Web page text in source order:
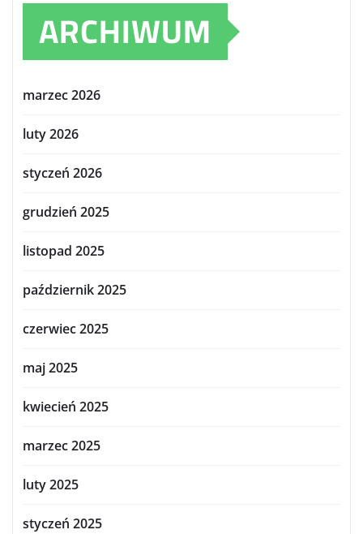
ARCHIWUM
marzec 2026
luty 2026
styczeń 2026
grudzień 2025
listopad 2025
październik 2025
czerwiec 2025
maj 2025
kwiecień 2025
marzec 2025
luty 2025
styczeń 2025